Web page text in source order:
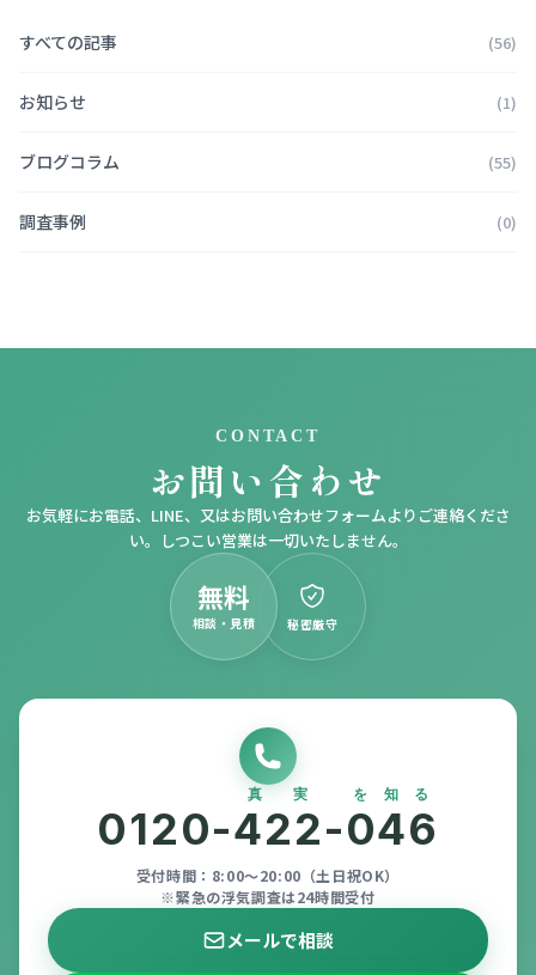
すべての記事 (56)
お知らせ (1)
ブログコラム (55)
調査事例 (0)
CONTACT
お問い合わせ
お気軽にお電話、LINE、又はお問い合わせフォームよりご連絡くださ
い。しつこい営業は一切いたしません。
無料
相談・見積 秘密厳守
0120-422
真実
-046
を知る
受付時間：8:00〜20:00（土日祝OK）
※緊急の浮気調査は24時間受付
メールで相談